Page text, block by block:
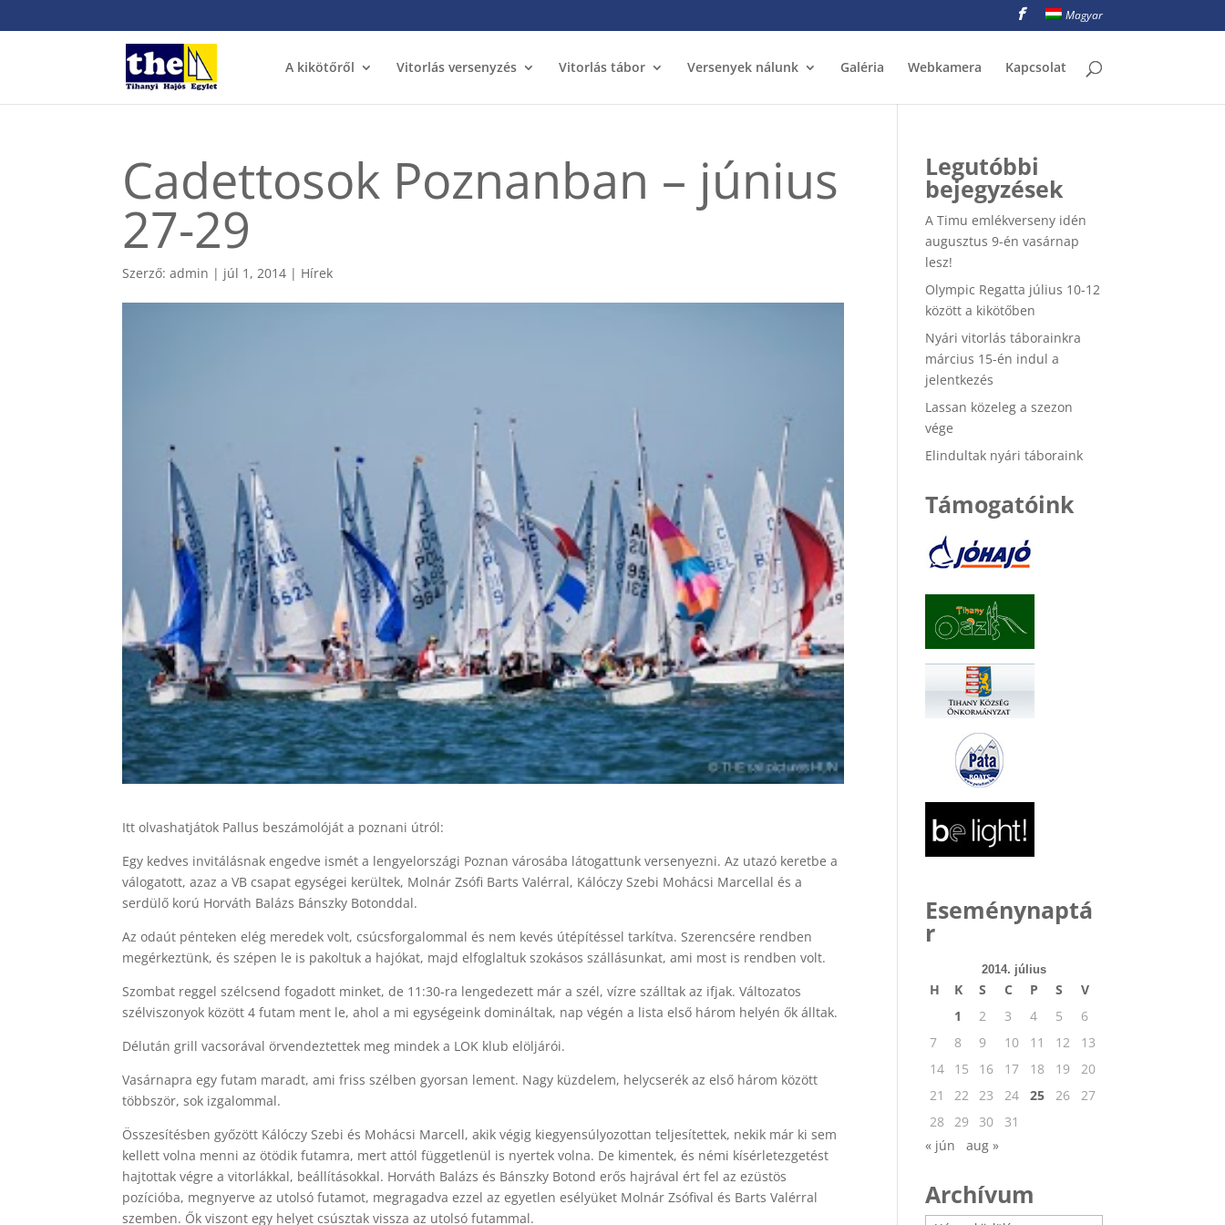
Magyar
A kikötőről Vitorlás versenyzés Vitorlás tábor Versenyek nálunk Galéria Webkamera Kapcsolat
Cadettosok Poznanban – június
27-29
Szerző:admin | júl 1, 2014 | Hírek
Itt olvashatjátok Pallus beszámolóját a poznani útról:
Egy kedves invitálásnak engedve ismét a lengyelországi Poznan városába látogattunk versenyezni. Az utazó keretbe a
válogatott, azaz a VB csapat egységei kerültek, Molnár Zsófi Barts Valérral, Kálóczy Szebi Mohácsi Marcellal és a
serdülő korú Horváth Balázs Bánszky Botonddal.
Az odaút pénteken elég meredek volt, csúcsforgalommal és nem kevés útépítéssel tarkítva. Szerencsére rendben
megérkeztünk, és szépen le is pakoltuk a hajókat, majd elfoglaltuk szokásos szállásunkat, ami most is rendben volt.
Szombat reggel szélcsend fogadott minket, de 11:30-ra lengedezett már a szél, vízre szálltak az ifjak. Változatos
szélviszonyok között 4 futam ment le, ahol a mi egységeink domináltak, nap végén a lista első három helyén ők álltak.
Délután grill vacsorával örvendeztettek meg mindek a LOK klub elöljárói.
Vasárnapra egy futam maradt, ami friss szélben gyorsan lement. Nagy küzdelem, helycserék az első három között
többször, sok izgalommal.
Összesítésben győzött Kálóczy Szebi és Mohácsi Marcell, akik végig kiegyensúlyozottan teljesítettek, nekik már ki sem
kellett volna menni az ötödik futamra, mert attól függetlenül is nyertek volna. De kimentek, és némi kísérletezgetést
hajtottak végre a vitorlákkal, beállításokkal. Horváth Balázs és Bánszky Botond erős hajrával ért fel az ezüstös
pozícióba, megnyerve az utolsó futamot, megragadva ezzel az egyetlen esélyüket Molnár Zsófival és Barts Valérral
szemben. Ők viszont egy helyet csúsztak vissza az utolsó futammal.
Legutóbbi
bejegyzések
A Timu emlékverseny idén
augusztus 9-én vasárnap
lesz!
Olympic Regatta július 10-12
között a kikötőben
Nyári vitorlás táborainkra
március 15-én indul a
jelentkezés
Lassan közeleg a szezon
vége
Elindultak nyári táboraink
Támogatóink
Eseménynaptá
r
2014. július
H K S C P S
V
1
2 3 4 5
6
7
8 9 10 11 12
13
14
15 16 17 18 19
20
21
22 23 24 25 26
27
28
29 30
31
« jún
aug »
Archívum